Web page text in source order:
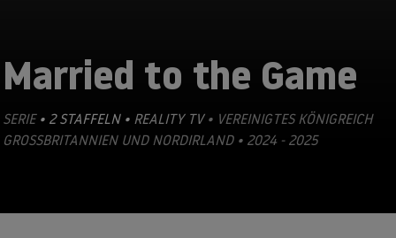
Married to the Game
SERIE • 2 STAFFELN • REALITY TV• VEREINIGTES KÖNIGREICH
GROSSBRITANNIEN UND NORDIRLAND • 2024 - 2025